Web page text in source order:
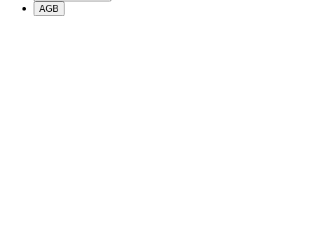
AGB